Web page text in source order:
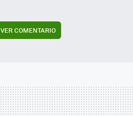
VERCOMENTARIO